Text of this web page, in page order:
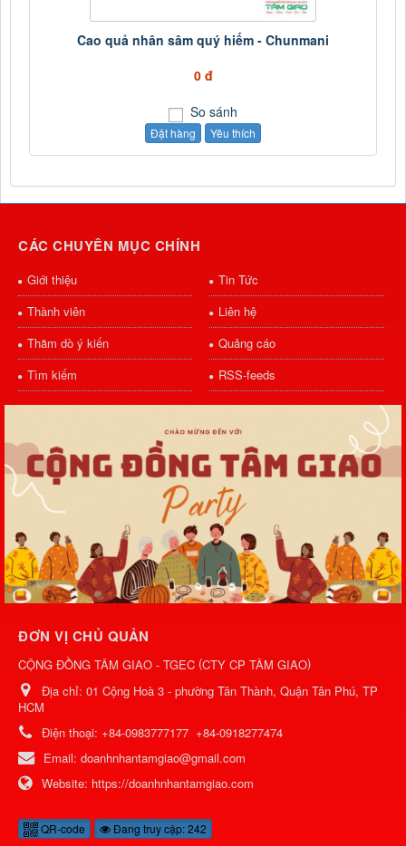
Cao quả nhân sâm quý hiếm - Chunmani
0 đ
So sánh
Đặt hàng Yêu thích
CÁC CHUYÊN MỤC CHÍNH
Giới thiệu
Tin Tức
Thành viên
Liên hệ
Thăm dò ý kiến
Quảng cáo
Tìm kiếm
RSS-feeds
ĐƠN VỊ CHỦ QUẢN
CỘNG ĐỒNG TÂM GIAO - TGEC (CTY CP TÂM GIAO)
Địa chỉ: 01 Cộng Hoà 3 - phường Tân Thành, Quận Tân Phú, TP
HCM
Điện thoại: +84-0983777177 +84-0918277474
Email: doanhnhantamgiao@gmail.com
Website: https://doanhnhantamgiao.com
QR-code Đang truy cập: 242